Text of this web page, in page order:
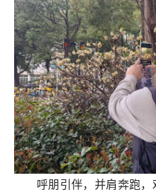
呼朋引伴，并肩奔跑